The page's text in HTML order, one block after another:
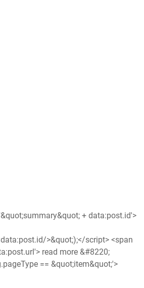
+ data:post.id'>
>&quot;);</script> <span
read more &#8220;
== &quot;item&quot;'>